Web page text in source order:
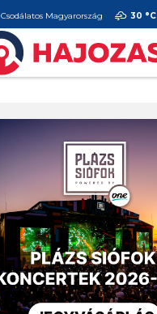
Csodálatos Magyarország 30 °C